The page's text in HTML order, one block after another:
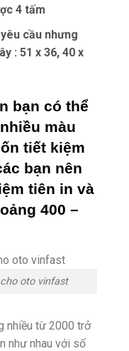
4 tấm
cầu nhưng
: 51 x 36, 40 x
bạn có thể
màu
tiết kiệm
bạn nên
tiên in và
400 –
oto vinfast
nhiều từ 2000 trở
như nhau với số